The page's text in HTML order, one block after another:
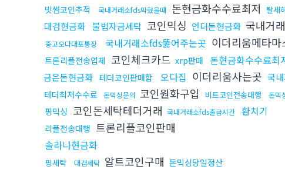
빗썸코인추적 국내거래소fds막혔을때 돈현금화수수료최저 탈세
대검현금화 불법자금세탁 코인믹싱 언더돈현금화 국내거
중고오다대포통장 국내거래소fds뚫어주는곳 이더리움메타마
트론리플전송업체 코인체크카드 xrp판매 돈현금화수수료최
금은돈현금화 테더코인판매함 오다집 이더리움사는곳 국
테더최저수수료 돈믹싱문의 코인원화구입 비트코인전송대행 돈믹
핑믹싱 코인돈세탁테더거래 국내거래소fds출금시간 환치기
리플전송대행 트론리플코인판매
솔라나현금화
핑세탁 대검세탁 알트코인구매 돈믹싱당일정산